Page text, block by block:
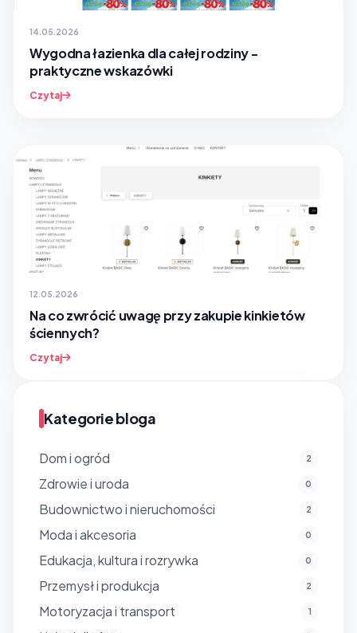
14.05.2026
Wygodna łazienka dla całej rodziny -
praktyczne wskazówki
Czytaj
12.05.2026
Na co zwrócić uwagę przy zakupie kinkietów
ściennych?
Czytaj
Kategorie bloga
Dom i ogród 2
Zdrowie i uroda 0
Budownictwo i nieruchomości 2
Moda i akcesoria 0
Edukacja, kultura i rozrywka 0
Przemysł i produkcja 2
Motoryzacja i transport 1